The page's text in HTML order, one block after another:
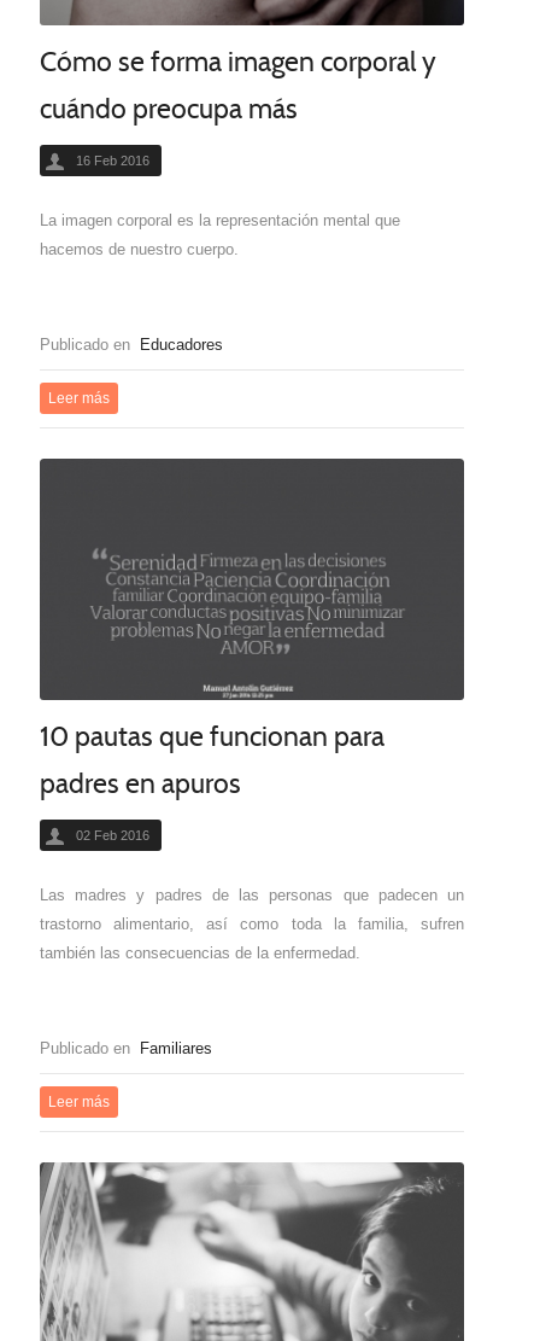
Cómo se forma imagen corporal y
cuándo preocupa más
16 Feb 2016
La imagen corporal es la representación mental que
hacemos de nuestro cuerpo.
Publicado en Educadores
Leer más
10 pautas que funcionan para
padres en apuros
02 Feb 2016
Las madres y padres de las personas que padecen un
trastorno alimentario, así como toda la familia, sufren
también las consecuencias de la enfermedad.
Publicado en Familiares
Leer más